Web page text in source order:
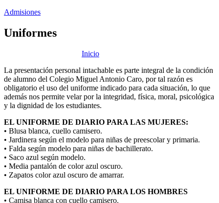
Admisiones
Uniformes
Inicio
La presentación personal intachable es parte integral de la condición
de alumno del Colegio Miguel Antonio Caro, por tal razón es
obligatorio el uso del uniforme indicado para cada situación, lo que
además nos permite velar por la integridad, física, moral, psicológica
y la dignidad de los estudiantes.
EL UNIFORME DE DIARIO PARA LAS MUJERES:
• Blusa blanca, cuello camisero.
• Jardinera según el modelo para niñas de preescolar y primaria.
• Falda según modelo para niñas de bachillerato.
• Saco azul según modelo.
• Media pantalón de color azul oscuro.
• Zapatos color azul oscuro de amarrar.
EL UNIFORME DE DIARIO PARA LOS HOMBRES
• Camisa blanca con cuello camisero.